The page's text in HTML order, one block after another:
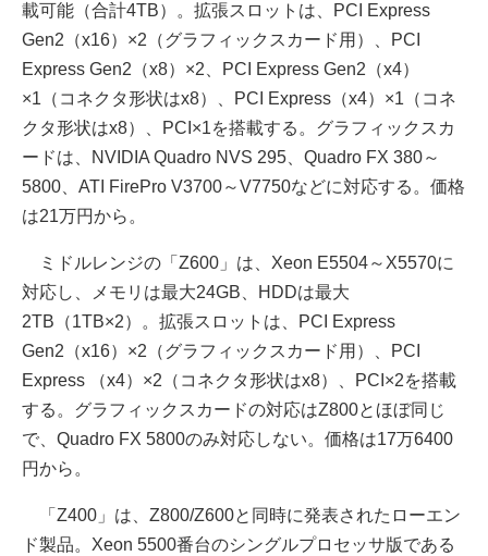
載可能（合計4TB）。拡張スロットは、PCI Express
Gen2（x16）×2（グラフィックスカード用）、PCI
Express Gen2（x8）×2、PCI Express Gen2（x4）
×1（コネクタ形状はx8）、PCI Express（x4）×1（コネ
クタ形状はx8）、PCI×1を搭載する。グラフィックスカ
ードは、NVIDIA Quadro NVS 295、Quadro FX 380～
5800、ATI FirePro V3700～V7750などに対応する。価格
は21万円から。
ミドルレンジの「Z600」は、Xeon E5504～X5570に
対応し、メモリは最大24GB、HDDは最大
2TB（1TB×2）。拡張スロットは、PCI Express
Gen2（x16）×2（グラフィックスカード用）、PCI
Express （x4）×2（コネクタ形状はx8）、PCI×2を搭載
する。グラフィックスカードの対応はZ800とほぼ同じ
で、Quadro FX 5800のみ対応しない。価格は17万6400
円から。
「Z400」は、Z800/Z600と同時に発表されたローエン
ド製品。Xeon 5500番台のシングルプロセッサ版である